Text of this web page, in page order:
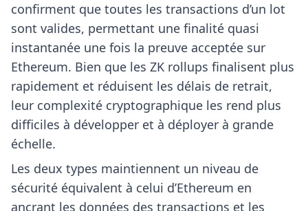
confirment que toutes les transactions d’un lot
sont valides, permettant une finalité quasi
instantanée une fois la preuve acceptée sur
Ethereum. Bien que les ZK rollups finalisent plus
rapidement et réduisent les délais de retrait,
leur complexité cryptographique les rend plus
difficiles à développer et à déployer à grande
échelle.
Les deux types maintiennent un niveau de
sécurité équivalent à celui d’Ethereum en
ancrant les données des transactions et les